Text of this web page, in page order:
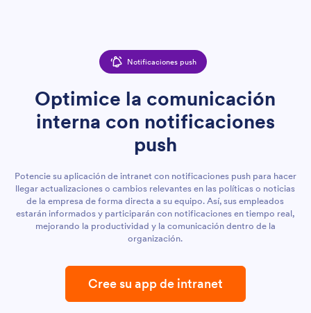
Notificaciones push
Optimice la comunicación
interna con notificaciones
push
Potencie su aplicación de intranet con notificaciones push para hacer
llegar actualizaciones o cambios relevantes en las políticas o noticias
de la empresa de forma directa a su equipo. Así, sus empleados
estarán informados y participarán con notificaciones en tiempo real,
mejorando la productividad y la comunicación dentro de la
organización.
Cree su app de intranet